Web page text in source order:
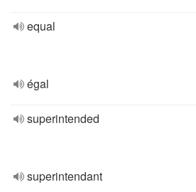
equal
égal
superintended
superintendant